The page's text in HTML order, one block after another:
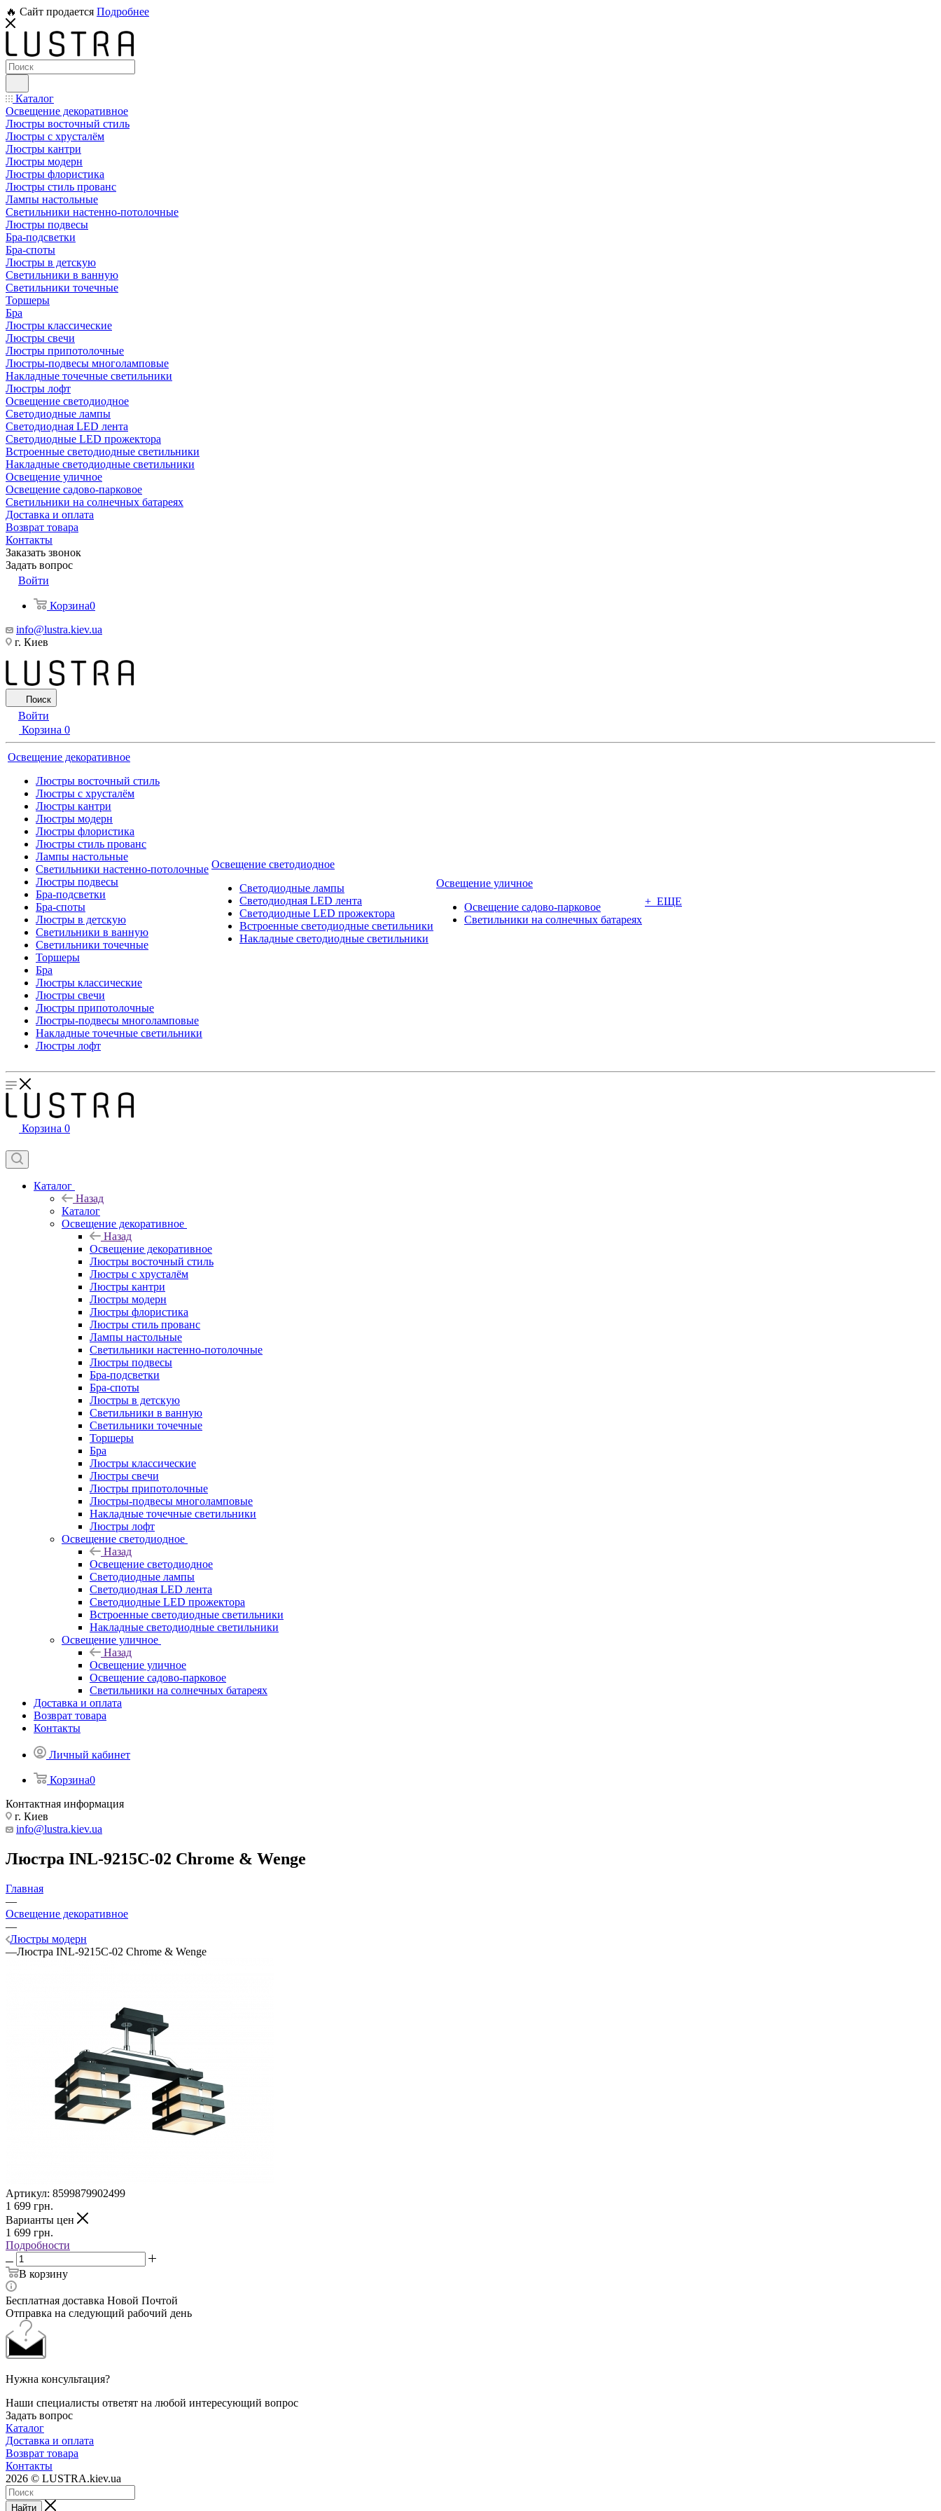
🔥 Сайт продается Подробнее
Каталог
Освещение декоративное
Люстры восточный стиль
Люстры с хрусталём
Люстры кантри
Люстры модерн
Люстры флористика
Люстры стиль прованс
Лампы настольные
Светильники настенно-потолочные
Люстры подвесы
Бра-подсветки
Бра-споты
Люстры в детскую
Светильники в ванную
Светильники точечные
Торшеры
Бра
Люстры классические
Люстры свечи
Люстры припотолочные
Люстры-подвесы многоламповые
Накладные точечные светильники
Люстры лофт
Освещение светодиодное
Светодиодные лампы
Светодиодная LED лента
Светодиодные LED прожектора
Встроенные светодиодные светильники
Накладные светодиодные светильники
Освещение уличное
Освещение садово-парковое
Светильники на солнечных батареях
Доставка и оплата
Возврат товара
Контакты
Заказать звонок
Задать вопрос
Войти
Корзина0
info@lustra.kiev.ua
г. Киев
Поиск
Войти
Корзина 0
Освещение декоративное
Люстры восточный стиль
Люстры с хрусталём
Люстры кантри
Люстры модерн
Люстры флористика
Люстры стиль прованс
Лампы настольные
Светильники настенно-потолочные
Люстры подвесы
Бра-подсветки
Бра-споты
Люстры в детскую
Светильники в ванную
Светильники точечные
Торшеры
Бра
Люстры классические
Люстры свечи
Люстры припотолочные
Люстры-подвесы многоламповые
Накладные точечные светильники
Люстры лофт
Освещение светодиодное
Светодиодные лампы
Светодиодная LED лента
Светодиодные LED прожектора
Встроенные светодиодные светильники
Накладные светодиодные светильники
Освещение уличное
Освещение садово-парковое
Светильники на солнечных батареях
+ ЕЩЕ
Корзина 0
Каталог
Назад
Каталог
Освещение декоративное
Назад
Освещение декоративное
Люстры восточный стиль
Люстры с хрусталём
Люстры кантри
Люстры модерн
Люстры флористика
Люстры стиль прованс
Лампы настольные
Светильники настенно-потолочные
Люстры подвесы
Бра-подсветки
Бра-споты
Люстры в детскую
Светильники в ванную
Светильники точечные
Торшеры
Бра
Люстры классические
Люстры свечи
Люстры припотолочные
Люстры-подвесы многоламповые
Накладные точечные светильники
Люстры лофт
Освещение светодиодное
Назад
Освещение светодиодное
Светодиодные лампы
Светодиодная LED лента
Светодиодные LED прожектора
Встроенные светодиодные светильники
Накладные светодиодные светильники
Освещение уличное
Назад
Освещение уличное
Освещение садово-парковое
Светильники на солнечных батареях
Доставка и оплата
Возврат товара
Контакты
Личный кабинет
Корзина0
Контактная информация
г. Киев
info@lustra.kiev.ua
Люстра INL-9215C-02 Chrome & Wenge
Главная
—
Освещение декоративное
—
Люстры модерн
—Люстра INL-9215C-02 Chrome & Wenge
Артикул: 8599879902499
1 699 грн.
Варианты цен
1 699 грн.
Подробности
В корзину
Бесплатная доставка Новой Почтой
Отправка на следующий рабочий день
Нужна консультация?
Наши специалисты ответят на любой интересующий вопрос
Задать вопрос
Каталог
Доставка и оплата
Возврат товара
Контакты
2026 © LUSTRA.kiev.ua
Найти